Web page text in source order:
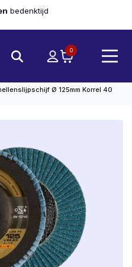
bedenktijd
0
Ø 125mm Korrel 40